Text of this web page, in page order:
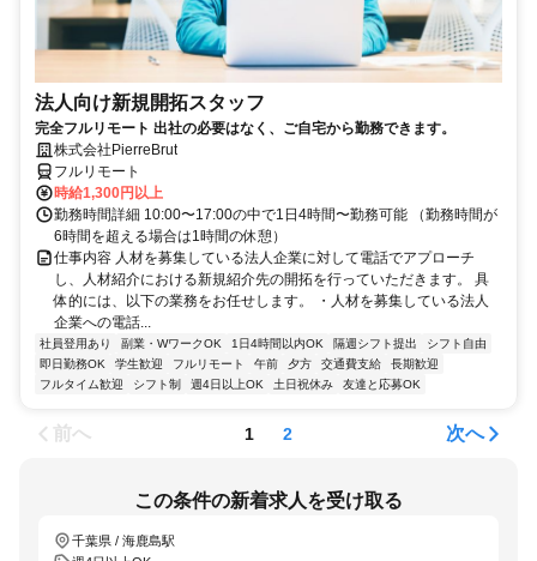
法人向け新規開拓スタッフ
完全フルリモート 出社の必要はなく、ご自宅から勤務できます。
株式会社PierreBrut
フルリモート
時給1,300円以上
勤務時間詳細 10:00〜17:00の中で1日4時間〜勤務可能 （勤務時間が
6時間を超える場合は1時間の休憩）
仕事内容 人材を募集している法人企業に対して電話でアプローチ
し、人材紹介における新規紹介先の開拓を行っていただきます。 具
体的には、以下の業務をお任せします。 ・人材を募集している法人
企業への電話...
社員登用あり 副業・WワークOK 1日4時間以内OK 隔週シフト提出
シフト自由
即日勤務OK
学生歓迎 フルリモート 午前 夕方 交通費支給
長期歓迎
フルタイム歓迎
シフト制 週4日以上OK 土日祝休み 友達と応募OK
前へ 1 2 次へ
この条件の新着求人を受け取る
千葉県 / 海鹿島駅